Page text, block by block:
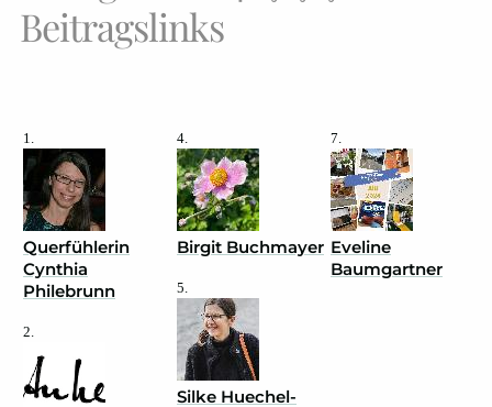
Beitragslinks
1.
Querfühlerin
Cynthia
Philebrunn
2.
4.
Birgit Buchmayer
5.
Silke Huechel-
7.
Eveline
Baumgartner